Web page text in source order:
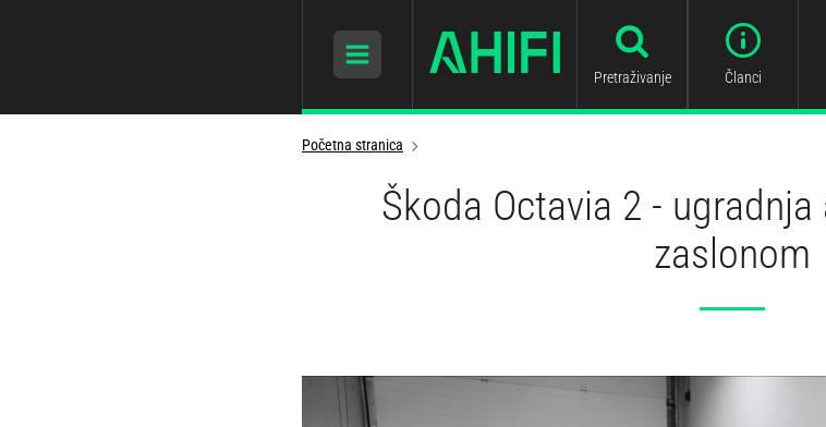
Pretraživanje Članci
Početna stranica
Škoda Octavia 2 -
zaslonom